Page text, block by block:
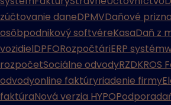
zúčtovanie daneDPMVDaňové
osôbpodnikový softvéreKasaDaň z
vozidielDPFORozpočtáriERP systém
rozpočetSociálne odvodyRZDKROS
odvodyonline faktúryriadenie firmy
faktúraNová verzia HYPOPodpora